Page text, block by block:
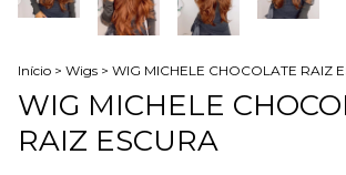
Início > Wigs > WIG MICHELE CHOCOLATE RAIZ
WIG MICHELE
RAIZ ESCURA